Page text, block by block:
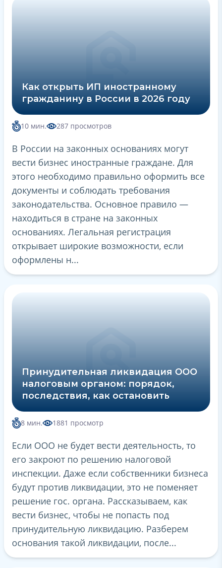
Как открыть ИП иностранному
гражданину в России в 2026 году
10 мин. 287 просмотров
В России на законных основаниях могут
вести бизнес иностранные граждане. Для
этого необходимо правильно оформить все
документы и соблюдать требования
законодательства. Основное правило —
находиться в стране на законных
основаниях. Легальная регистрация
открывает широкие возможности, если
оформлены н...
Принудительная ликвидация ООО
налоговым органом: порядок,
последствия, как остановить
8 мин. 1881 просмотр
Если ООО не будет вести деятельность, то
его закроют по решению налоговой
инспекции. Даже если собственники бизнеса
будут против ликвидации, это не поменяет
решение гос. органа. Рассказываем, как
вести бизнес, чтобы не попасть под
принудительную ликвидацию. Разберем
основания такой ликвидации, после...